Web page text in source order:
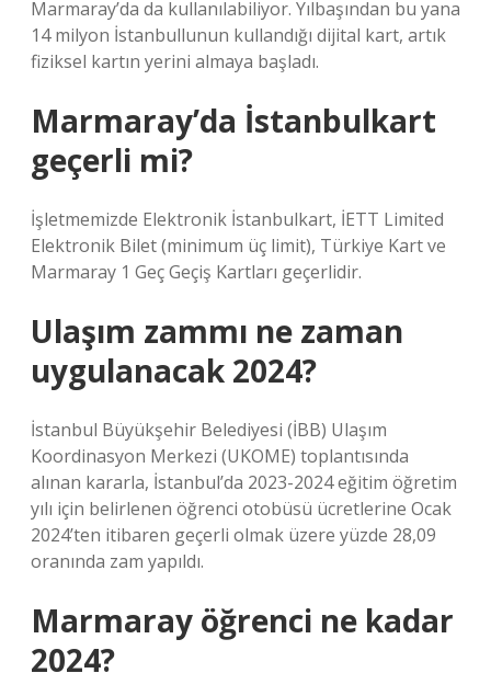
Marmaray’da da kullanılabiliyor. Yılbaşından bu yana
14 milyon İstanbullunun kullandığı dijital kart, artık
fiziksel kartın yerini almaya başladı.
Marmaray’da İstanbulkart
geçerli mi?
İşletmemizde Elektronik İstanbulkart, İETT Limited
Elektronik Bilet (minimum üç limit), Türkiye Kart ve
Marmaray 1 Geç Geçiş Kartları geçerlidir.
Ulaşım zammı ne zaman
uygulanacak 2024?
İstanbul Büyükşehir Belediyesi (İBB) Ulaşım
Koordinasyon Merkezi (UKOME) toplantısında
alınan kararla, İstanbul’da 2023-2024 eğitim öğretim
yılı için belirlenen öğrenci otobüsü ücretlerine Ocak
2024’ten itibaren geçerli olmak üzere yüzde 28,09
oranında zam yapıldı.
Marmaray öğrenci ne kadar
2024?